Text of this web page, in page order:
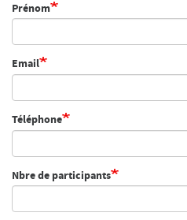
Infos pratiques
Menu
Recherche
Recherche
Prénom
Email
Téléphone
Nbre de participants